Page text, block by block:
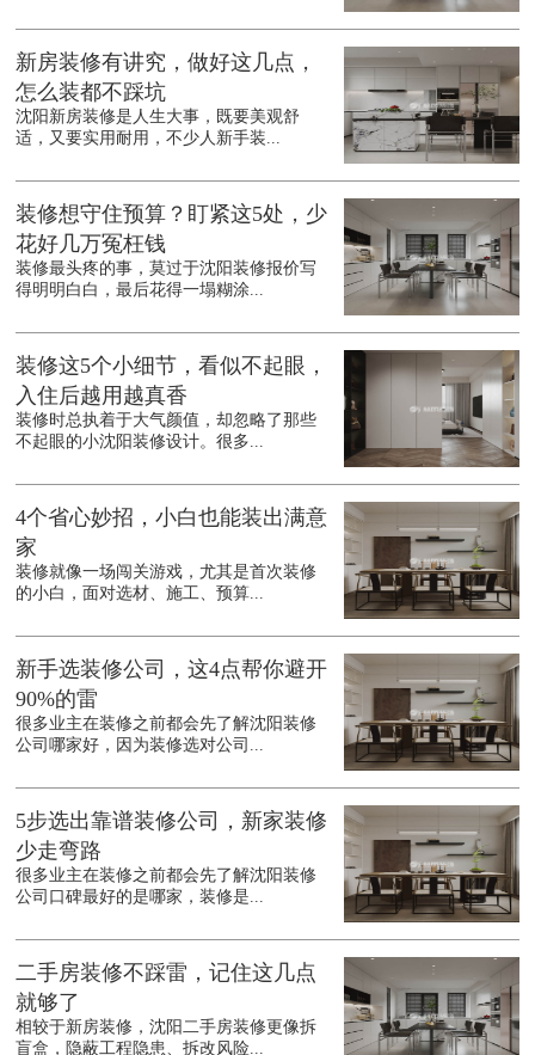
新房装修有讲究，做好这几点，
怎么装都不踩坑
沈阳新房装修是人生大事，既要美观舒
适，又要实用耐用，不少人新手装...
装修想守住预算？盯紧这5处，少
花好几万冤枉钱
装修最头疼的事，莫过于沈阳装修报价写
得明明白白，最后花得一塌糊涂...
装修这5个小细节，看似不起眼，
入住后越用越真香
装修时总执着于大气颜值，却忽略了那些
不起眼的小沈阳装修设计。很多...
4个省心妙招，小白也能装出满意
家
装修就像一场闯关游戏，尤其是首次装修
的小白，面对选材、施工、预算...
新手选装修公司，这4点帮你避开
90%的雷
很多业主在装修之前都会先了解沈阳装修
公司哪家好，因为装修选对公司...
5步选出靠谱装修公司，新家装修
少走弯路
很多业主在装修之前都会先了解沈阳装修
公司口碑最好的是哪家，装修是...
二手房装修不踩雷，记住这几点
就够了
相较于新房装修，沈阳二手房装修更像拆
盲盒，隐蔽工程隐患、拆改风险...